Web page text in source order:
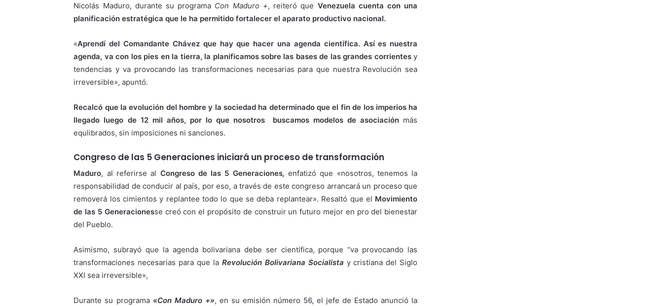
Nicolás Maduro, durante su programa Con Maduro +, reiteró que Venezuela cuenta con una
planificación estratégica que le ha permitido fortalecer el aparato productivo nacional.
«Aprendí del Comandante Chávez que hay que hacer una agenda científica. Así es nuestra
agenda, va con los pies en la tierra, la planificamos sobre las bases de las grandes corrientesy
tendencias y va provocando las transformaciones necesarias para que nuestra Revolución sea
irreversible», apuntó.
Recalcó que la evolución del hombre y la sociedad ha determinado que el fin de los imperios ha
llegado luego de 12 mil años, por lo que nosotros buscamos modelos de asociación más
equlibrados, sin imposiciones ni sanciones.
Congreso de las 5 Generaciones iniciará un proceso de transformación
Maduro, al referirse al Congreso de las 5 Generaciones, enfatizó que «nosotros, tenemos la
responsabilidad de conducir al país, por eso, a través de este congreso arrancará un proceso que
removerá los cimientos y replantee todo lo que se deba replantear». Resaltó que el Movimiento
de las 5 Generacionesse creó con el propósito de construir un futuro mejor en pro del bienestar
del Pueblo.
Asimismo, subrayó que la agenda bolivariana debe ser científica, porque “va provocando las
transformaciones necesarias para que la Revolución Bolivariana Socialista y cristiana del Siglo
XXI sea irreversible»,
Durante su programa «Con Maduro +», en su emisión número 56, el jefe de Estado anunció la